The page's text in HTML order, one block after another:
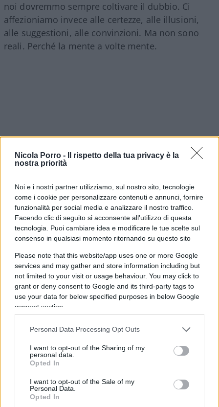
Nicola Porro -
Il rispetto della tua privacy è la
nostra priorità
Noi e i nostri partner utilizziamo, sul nostro sito, tecnologie
come i cookie per personalizzare contenuti e annunci, fornire
funzionalità per social media e analizzare il nostro traffico.
Facendo clic di seguito si acconsente all'utilizzo di questa
tecnologia. Puoi cambiare idea e modificare le tue scelte sul
consenso in qualsiasi momento ritornando su questo sito
Please note that this website/app uses one or more Google
services and may gather and store information including but
not limited to your visit or usage behaviour. You may click to
grant or deny consent to Google and its third-party tags to
use your data for below specified purposes in below Google
consent section.
Personal Data Processing Opt Outs
I want to opt-out of the Sharing of my
personal data.
Opted In
I want to opt-out of the Sale of my
Personal Data.
Opted In
noi dovremmo sempre coltivare il dubbio. Ci
affezioniamo invece alle certezze, alle illusioni,
alle suggestioni, alle convinzioni. Ma non sono
reali. Perché la mente a volte mente.
Dott.ssa Paola Dora, 6 agosto 2026
*Psicologa
Hormuz, ultimatum inutili e
bombe poco risolutive: Trump
ora ha un problema serio
L'incubo midterm e i continui penultimatum
senza alcuno sbocco: qual è il rischio politico di
The Donald
Claudio Romiti
6 Agosto 2026, 12:00